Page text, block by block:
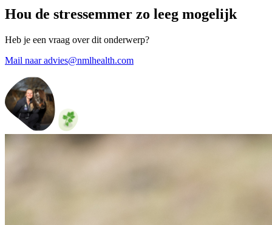
Hou de stressemmer zo leeg mogelijk
Heb je een vraag over dit onderwerp?
Mail naar advies@nmlhealth.com